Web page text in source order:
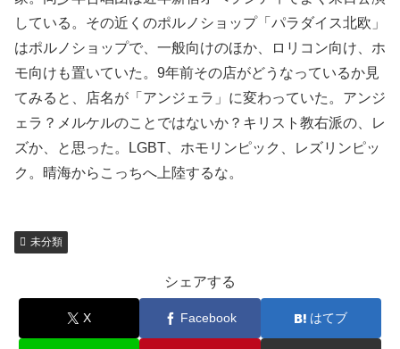
している。その近くのポルノショップ「パラダイス北欧」
はポルノショップで、一般向けのほか、ロリコン向け、ホ
モ向けも置いていた。9年前その店がどうなっているか見
てみると、店名が「アンジェラ」に変わっていた。アンジ
ェラ？メルケルのことではないか？キリスト教右派の、レ
ズか、と思った。LGBT、ホモリンピック、レズリンピッ
ク。晴海からこっちへ上陸するな。
未分類
シェアする
X Facebook はてブ